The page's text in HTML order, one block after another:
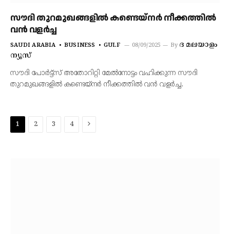
സൗദി തുറമുഖങ്ങളില്‍ കണ്ടെയ്‌നര്‍ നീക്കത്തില്‍
വൻ വളര്‍ച്ച
SAUDI ARABIA BUSINESS GULF 08/09/2025 By ദ മലയാളം
ന്യൂസ്
സൗദി പോര്‍ട്ട്‌സ് അതോറിറ്റി മേല്‍നോട്ടം വഹിക്കുന്ന സൗദി
തുറമുഖങ്ങളില്‍ കണ്ടെയ്‌നര്‍ നീക്കത്തില്‍ വൻ വളര്‍ച്ച.
1 2 3 4 Next